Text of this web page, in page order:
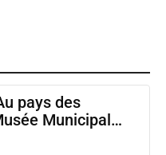
pays des
Municipal